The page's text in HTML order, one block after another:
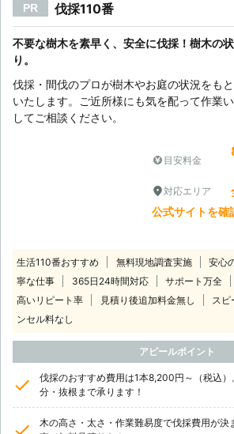
PR 伐採110番
不要な樹木を素早く、安全に伐採！樹木の
り。
伐採・間伐のプロが樹木やお庭の状況をも
いたします。ご近所様にも気を配って作業
してご相談ください。
目安料金
対応エリア
公式サイトを確
生活110番おすすめ 無料現地調査実施 安心
寧な仕事
365日24時間対応 サポート万全
高いリピート率
見積り後追加料金無し ス
ンセル料なし
アピールポイント
伐採のおすすめ費用は1本8,200円～（税込
分・抜根まで承ります！
木の高さ・太さ・作業難易度で伐採費用が決